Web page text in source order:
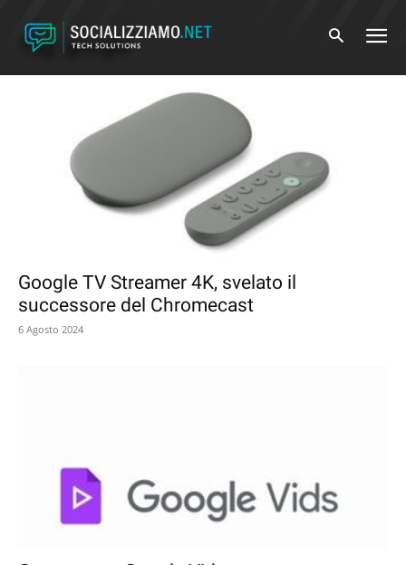
Tag: google
Google TV Streamer 4K, svelato il
successore del Chromecast
6 Agosto 2024